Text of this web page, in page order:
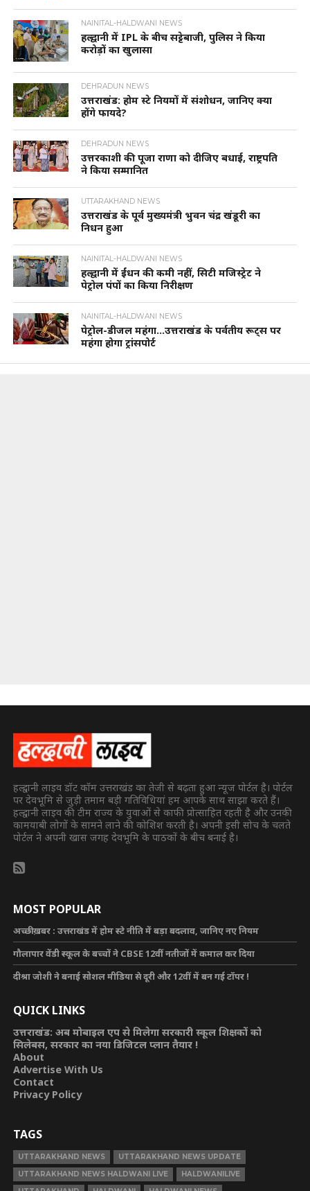
NAINITAL-HALDWANI NEWS
हल्द्वानी में IPL के बीच सट्टेबाजी, पुलिस ने किया
करोड़ों का खुलासा
DEHRADUN NEWS
उत्तराखंड: होम स्टे नियमों में संशोधन, जानिए क्या
होंगे फायदे?
DEHRADUN NEWS
उत्तरकाशी की पूजा राणा को दीजिए बधाई, राष्ट्रपति
ने किया सम्मानित
UTTARAKHAND NEWS
उत्तराखंड के पूर्व मुख्यमंत्री भुवन चंद्र खंडूरी का
निधन हुआ
NAINITAL-HALDWANI NEWS
हल्द्वानी में ईंधन की कमी नहीं, सिटी मजिस्ट्रेट ने
पेट्रोल पंपों का किया निरीक्षण
NAINITAL-HALDWANI NEWS
पेट्रोल-डीजल महंगा…उत्तराखंड के पर्वतीय रूट्स पर
महंगा होगा ट्रांसपोर्ट
हल्द्वानी लाइव डॉट कॉम उत्तराखंड का तेजी से बढ़ता हुआ न्यूज पोर्टल है। पोर्टल
पर देवभूमि से जुड़ी तमाम बड़ी गतिविधियां हम आपके साथ साझा करते हैं।
हल्द्वानी लाइव की टीम राज्य के युवाओं से काफी प्रोत्साहित रहती है और उनकी
कामयाबी लोगों के सामने लाने की कोशिश करती है। अपनी इसी सोच के चलते
पोर्टल ने अपनी खास जगह देवभूमि के पाठकों के बीच बनाई है।
MOST POPULAR
अच्छी ख़बर : उत्तराखंड में होम स्टे नीति में बड़ा बदलाव, जानिए नए नियम
गौलापार वेंडी स्कूल के बच्चों ने CBSE 12वीं नतीजों में कमाल कर दिया
दीश्रा जोशी ने बनाई सोशल मीडिया से दूरी और 12वीं में बन गई टॉपर !
QUICK LINKS
उत्तराखंड: अब मोबाइल एप से मिलेगा सरकारी स्कूल शिक्षकों को
सिलेबस, सरकार का नया डिजिटल प्लान तैयार !
About
Advertise With Us
Contact
Privacy Policy
TAGS
UTTARAKHAND NEWS
UTTARAKHAND NEWS UPDATE
UTTARAKHAND NEWS HALDWANI LIVE
HALDWANILIVE